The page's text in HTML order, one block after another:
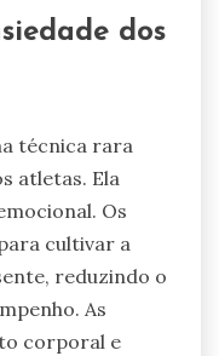
dos
técnica rara
atletas. Ela
Os
cultivar a
reduzindo o
As
corporal e